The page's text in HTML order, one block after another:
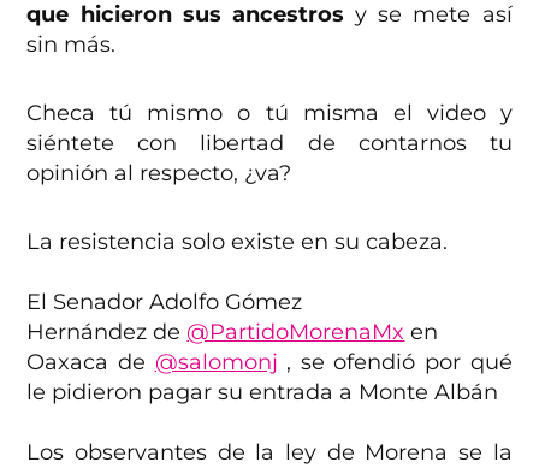
que hicieron sus ancestros y se mete así
sin más.
Checa tú mismo o tú misma el video y
siéntete con libertad de contarnos tu
opinión al respecto, ¿va?
La resistencia solo existe en su cabeza.
El Senador Adolfo Gómez
Hernández de @PartidoMorenaMx en
Oaxaca de @salomonj , se ofendió por qué
le pidieron pagar su entrada a Monte Albán
Los observantes de la ley de Morena se la